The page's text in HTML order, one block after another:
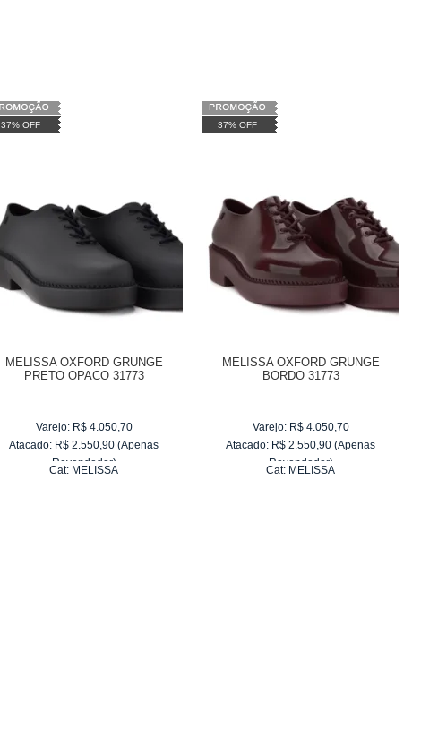
37% OFF
MELISSA OXFORD GRUNGE
PRETO OPACO 31773
Varejo: R$ 4.050,70
Atacado: R$ 2.550,90 (Apenas
Revendedor)
Cat: MELISSA
37% OFF
MELISSA OXFORD GRUNGE
BORDO 31773
Varejo: R$ 4.050,70
Atacado: R$ 2.550,90 (Apenas
Revendedor)
Cat: MELISSA